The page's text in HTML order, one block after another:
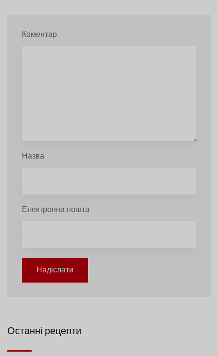
Коментар
Назва
Електронна пошта
Надіслати
Останні рецепти